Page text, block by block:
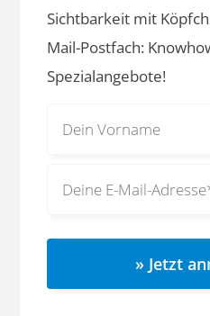
Sichtbarkeit mit
Mail-Postfach:
Spezialangebote!
» Jetzt